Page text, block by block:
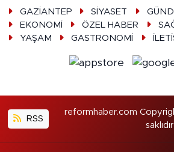
GAZİANTEP SİYASET
EKONOMİ
ÖZEL HABER
YAŞAM
GASTRONOMİ
RSS
reformhaber.com
saklıdır.